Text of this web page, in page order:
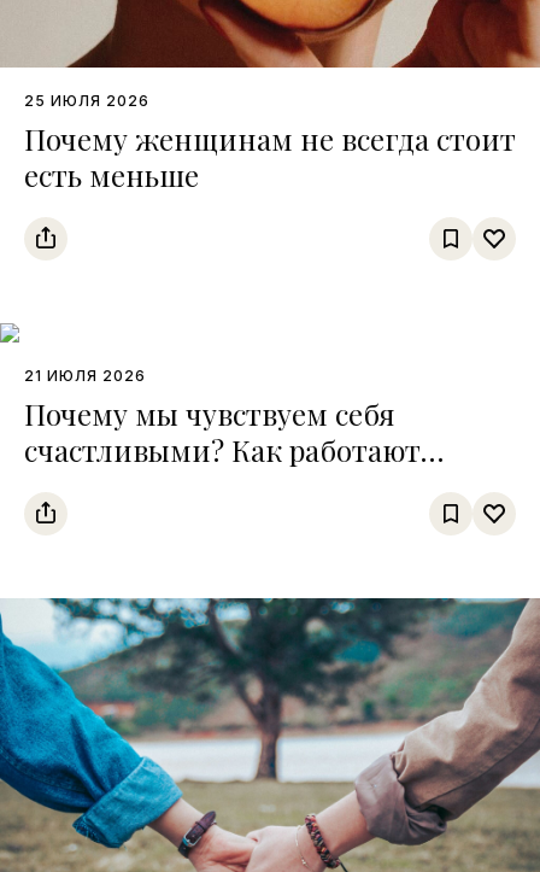
25 ИЮЛЯ 2026
Почему женщинам не всегда стоит
есть меньше
21 ИЮЛЯ 2026
Почему мы чувствуем себя
счастливыми? Как работают
четыре главные «молекулы
хорошего настроения»